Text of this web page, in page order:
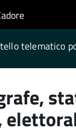
principale
telematico